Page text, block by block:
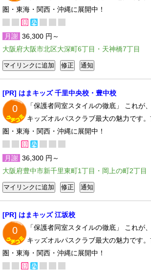
圏・東海・関西・沖縄に展開中！
月謝 36,300 円～
大阪府大阪市北区大深町6丁目・天神橋7丁目
[PR] はまキッズ 千里中央校・豊中校
0
「保護者同室スタイルの徹底」 これが
キッズオルパスクラブ最大の魅力です
圏・東海・関西・沖縄に展開中！
月謝 36,300 円～
大阪府豊中市新千里東町1丁目・岡上の町2丁目
[PR] はまキッズ 江坂校
0
「保護者同室スタイルの徹底」 これが
キッズオルパスクラブ最大の魅力です
圏・東海・関西・沖縄に展開中！